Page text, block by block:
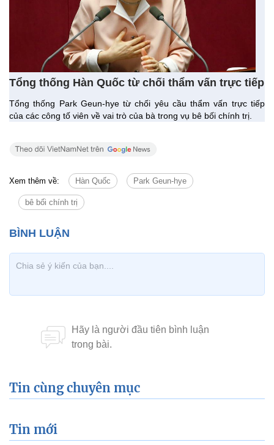
Tổng thống Hàn Quốc từ chối thẩm vấn trực tiếp
Tổng thống Park Geun-hye từ chối yêu cầu thẩm vấn trực tiếp
của các công tố viên về vai trò của bà trong vụ bê bối chính trị.
Xem thêm về: Hàn Quốc Park Geun-hye
bê bối chính trị
Tin cùng chuyên mục
Tin mới